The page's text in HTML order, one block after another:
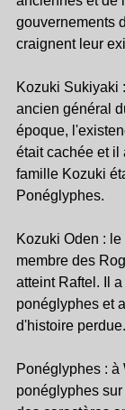
gouvernements
craignent leur
Kozuki Sukiyaki
ancien général
époque,
était cachée et il
famille Kozuki
Ponéglyphes.
Kozuki Oden :
membre des
atteint Raftel. Il
ponéglyphes et
d'histoire perdue.
Ponéglyphes :
ponéglyphes